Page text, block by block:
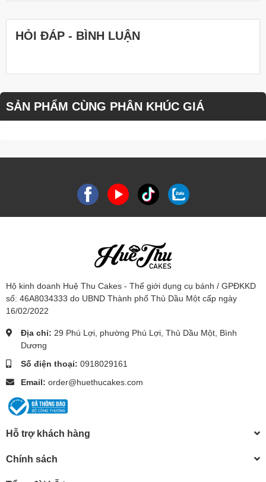
HỎI ĐÁP - BÌNH LUẬN
SẢN PHẨM CÙNG PHÂN KHÚC GIÁ
Hộ kinh doanh Huệ Thu Cakes - Thế giới dụng cụ bánh / GPĐKKD
số: 46A8034333 do UBND Thành phố Thủ Dầu Một cấp ngày
16/02/2022
Địa chỉ: 29 Phú Lợi, phường Phú Lợi, Thủ Dầu Một, Bình
Dương
Số điện thoại: 0918029161
Email: order@huethucakes.com
Hỗ trợ khách hàng
Chính sách